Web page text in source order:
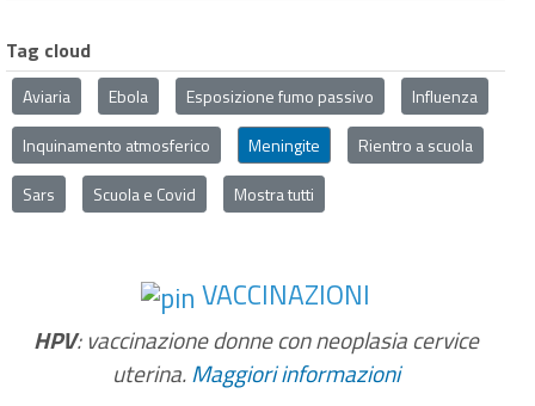
Tag cloud
Aviaria Ebola Esposizione fumo passivo
Influenza
Inquinamento atmosferico
Meningite
Rientro a scuola
Sars
Scuola e Covid Mostra tutti
VACCINAZIONI
HPV: vaccinazione donne con neoplasia cervice
uterina.Maggiori informazioni